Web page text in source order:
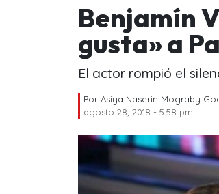
Benjamín
gusta» a
El actor rompió el
Por Asiya Naserin Mograby
agosto 28, 2018 - 5:58 pm